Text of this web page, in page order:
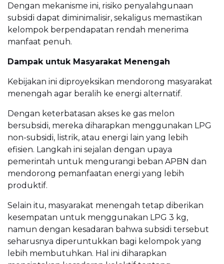
Dengan mekanisme ini, risiko penyalahgunaan
subsidi dapat diminimalisir, sekaligus memastikan
kelompok berpendapatan rendah menerima
manfaat penuh.
Dampak untuk Masyarakat Menengah
Kebijakan ini diproyeksikan mendorong masyarakat
menengah agar beralih ke energi alternatif.
Dengan keterbatasan akses ke gas melon
bersubsidi, mereka diharapkan menggunakan LPG
non-subsidi, listrik, atau energi lain yang lebih
efisien. Langkah ini sejalan dengan upaya
pemerintah untuk mengurangi beban APBN dan
mendorong pemanfaatan energi yang lebih
produktif.
Selain itu, masyarakat menengah tetap diberikan
kesempatan untuk menggunakan LPG 3 kg,
namun dengan kesadaran bahwa subsidi tersebut
seharusnya diperuntukkan bagi kelompok yang
lebih membutuhkan. Hal ini diharapkan